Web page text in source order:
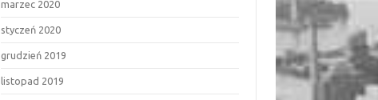
marzec 2020
styczeń 2020
grudzień 2019
listopad 2019